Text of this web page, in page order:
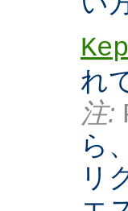
れ
注:
ら
リ